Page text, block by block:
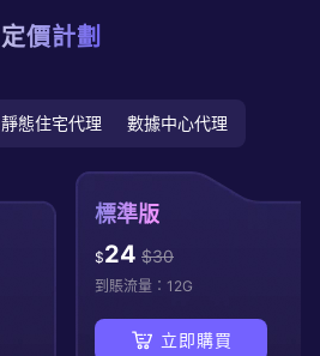
定價計劃
靜態住宅代理 數據中心代理
標準版
$24 $30
到賬流量： 12G
立即購買